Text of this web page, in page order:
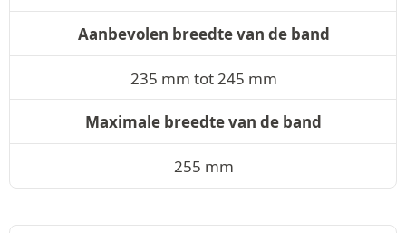
Aanbevolen breedte van de band
235 mm tot 245 mm
Maximale breedte van de band
255 mm